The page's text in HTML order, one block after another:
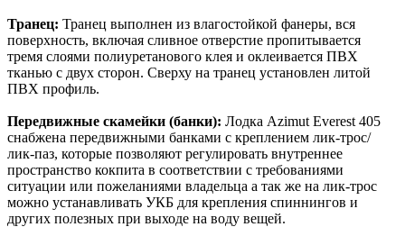
Транец: Транец выполнен из влагостойкой фанеры, вся
поверхность, включая сливное отверстие пропитывается
тремя слоями полиуретанового клея и оклеивается ПВХ
тканью с двух сторон. Сверху на транец установлен литой
ПВХ профиль.
Передвижные скамейки (банки): Лодка Azimut Everest 405
снабжена передвижными банками с креплением лик-трос/
лик-паз, которые позволяют регулировать внутреннее
пространство кокпита в соответствии с требованиями
ситуации или пожеланиями владельца а так же на лик-трос
можно устанавливать УКБ для крепления спиннингов и
других полезных при выходе на воду вещей.